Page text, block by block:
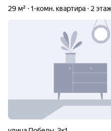
29 м² 1-комн. квартира 2